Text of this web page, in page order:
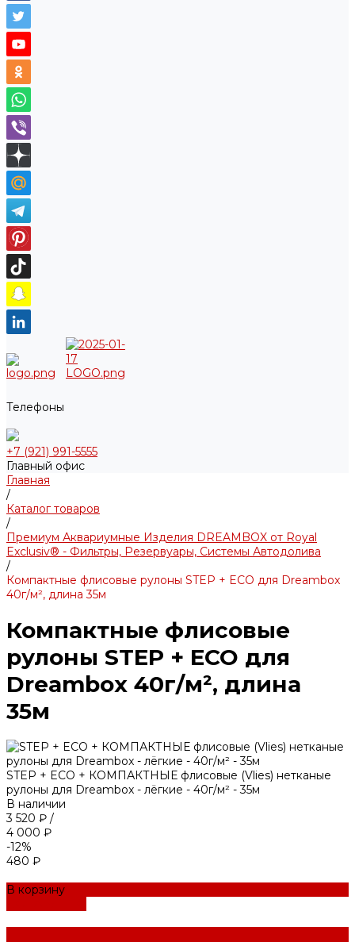
Телефоны
+7 (921) 991-5555
Главный офис
Главная
/
Каталог товаров
/
Премиум Аквариумные Изделия DREAMBOX от Royal
Exclusiv® - Фильтры, Резервуары, Системы Автодолива
/
Компактные флисовые рулоны STEP + ECO для Dreambox
40г/м², длина 35м
Компактные флисовые
рулоны STEP + ECO для
Dreambox 40г/м², длина
35м
STEP + ECO + КОМПАКТНЫЕ флисовые (Vlies) нетканые
рулоны для Dreambox - лёгкие - 40г/м² - 35м
В наличии
3 520 ₽ /
4 000 ₽
-12%
480 ₽
В корзину